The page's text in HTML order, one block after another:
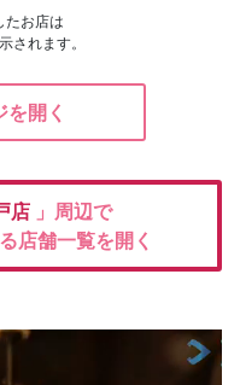
たお店は
されます。
開く
店 」周辺で
店舗一覧を開く